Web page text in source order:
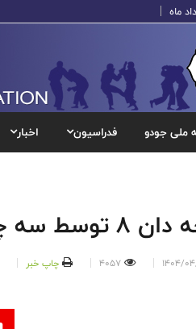
ماه
ملی جودو فدراسیون اخبار
جودوی ایران
1404/
4057 چاپ خبر